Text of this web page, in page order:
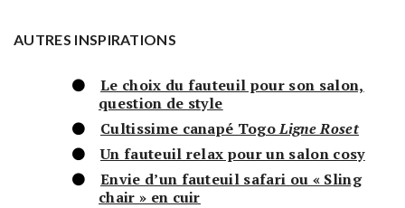
AUTRES INSPIRATIONS
Le choix du fauteuil pour son salon,
question de style
Cultissime canapé TogoLigne Roset
Un fauteuil relax pour un salon cosy
Envie d’un fauteuil safari ou « Sling
chair » en cuir